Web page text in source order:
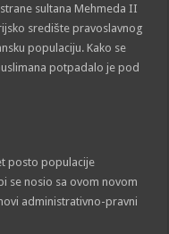
sultana Mehmeda II
središte pravoslavnog
populaciju. Kako se
potpadalo je pod
posto populacije
se nosio sa ovom novom
administrativno-pravni